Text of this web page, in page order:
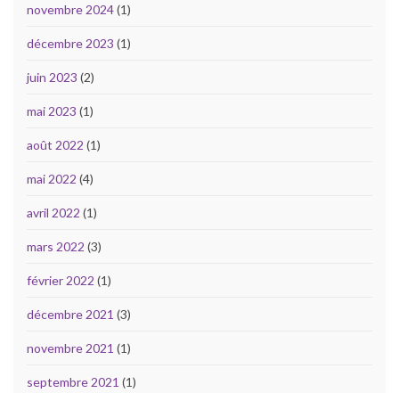
novembre 2024(1)
décembre 2023 (1)
juin 2023 (2)
mai 2023 (1)
août 2022 (1)
mai 2022 (4)
avril 2022 (1)
mars 2022 (3)
février 2022 (1)
décembre 2021 (3)
novembre 2021 (1)
septembre 2021 (1)